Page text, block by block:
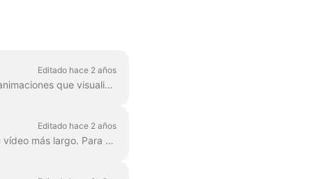
Editado hace 2 años
Las formas de onda , también conocidas como audiogramas u ondas sonoras visuales, son animaciones que visualizan el sonido de tu vídeo. Genera una forma de onda para tu podcast...
Editado hace 2 años
En Wave.video, puedes combinar fácilmente dos o más videoclips o imágenes para crear un vídeo más largo. Para ello, dirígete a https://wave.video/es/ y cl...